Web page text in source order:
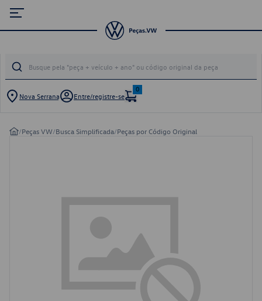
Nova Serrana Entre/registre-se
0
/Peças VW/Busca Simplificada/Peças por Código Original